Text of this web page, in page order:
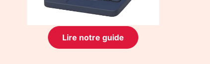
Lire notre guide